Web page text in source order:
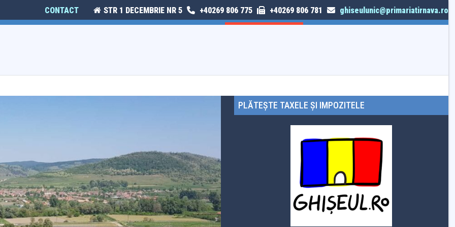
CONTACT STR 1 DECEMBRIE NR 5 +40269 806 775 +40269 806 781 ghiseulunic@primariatirnava.ro
PLĂTEȘTE TAXELE ȘI IMPOZITELE